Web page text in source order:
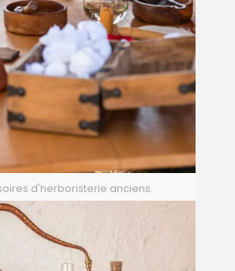
d'herboristerie anciens.